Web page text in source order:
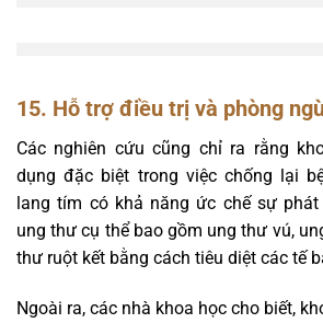
15. Hỗ trợ điều trị và phòng
Các nghiên cứu cũng chỉ ra rằng
dụng đặc biệt trong việc chống lại
lang tím có khả năng ức chế sự phát
ung thư cụ thể bao gồm ung thư vú,
thư ruột kết bằng cách tiêu diệt các tế
Ngoài ra, các nhà khoa học cho biết,